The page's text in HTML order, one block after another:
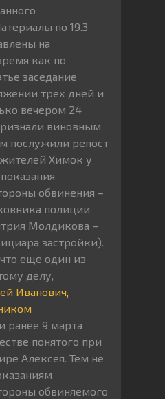
по 19.3
на
как по
заседание
трех дней и
вечером 24
виновным
послужили репост
Химок у
обвинения –
полиции
Молдикова –
застройки).
еще один из
делу,
Иванович,
и ранее 9 марта
понятого при
Алексея. Тем не
обвиняемого